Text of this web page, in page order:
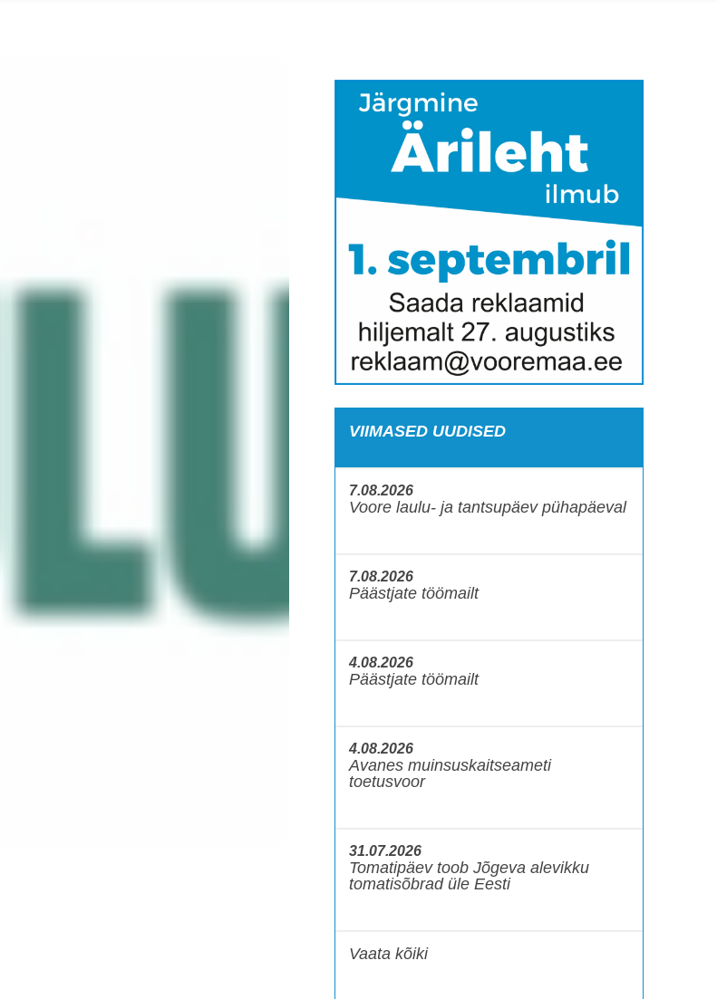
VIIMASED UUDISED
7.08.2026
Voore laulu- ja tantsupäev pühapäeval
7.08.2026
Päästjate töömailt
4.08.2026
Päästjate töömailt
4.08.2026
Avanes muinsuskaitseameti
toetusvoor
31.07.2026
Tomatipäev toob Jõgeva alevikku
tomatisõbrad üle Eesti
Vaata kõiki